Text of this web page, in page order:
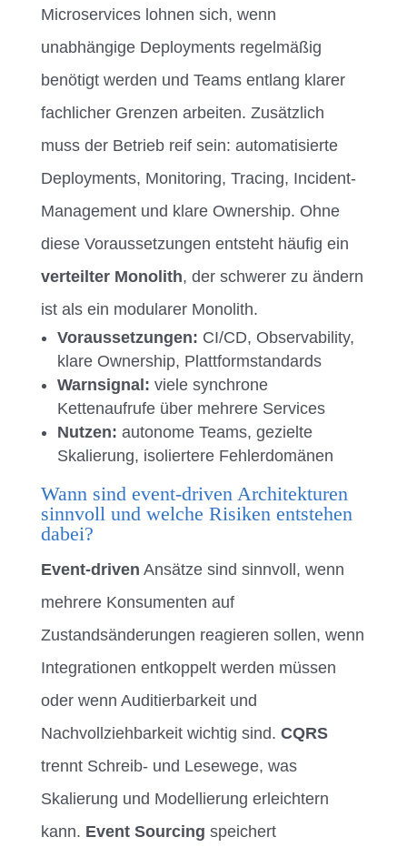
Microservices lohnen sich, wenn
unabhängige Deployments regelmäßig
benötigt werden und Teams entlang klarer
fachlicher Grenzen arbeiten. Zusätzlich
muss der Betrieb reif sein: automatisierte
Deployments, Monitoring, Tracing, Incident-
Management und klare Ownership. Ohne
diese Voraussetzungen entsteht häufig ein
verteilter Monolith, der schwerer zu ändern
ist als ein modularer Monolith.
Voraussetzungen: CI/CD, Observability,
klare Ownership, Plattformstandards
Warnsignal: viele synchrone
Kettenaufrufe über mehrere Services
Nutzen: autonome Teams, gezielte
Skalierung, isoliertere Fehlerdomänen
Wann sind event-driven Architekturen
sinnvoll und welche Risiken entstehen
dabei?
Event-driven Ansätze sind sinnvoll, wenn
mehrere Konsumenten auf
Zustandsänderungen reagieren sollen, wenn
Integrationen entkoppelt werden müssen
oder wenn Auditierbarkeit und
Nachvollziehbarkeit wichtig sind. CQRS
trennt Schreib- und Lesewege, was
Skalierung und Modellierung erleichtern
kann. Event Sourcing speichert